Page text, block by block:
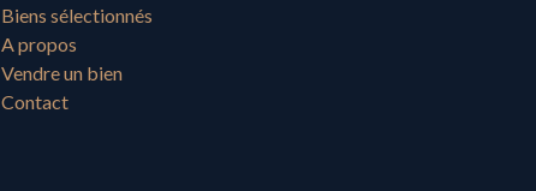
Biens sélectionnés
A propos
Vendre un bien
Contact